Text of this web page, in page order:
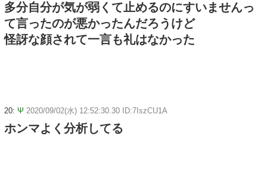
多分自分が気が弱くて止めるのにすいませんっ
て言ったのが悪かったんだろうけど
怪訝な顔されて一言も礼はなかった
20: Ψ 2020/09/02(水) 12:52:30.30 ID:7IszCU1A
ホンマよく分析してる